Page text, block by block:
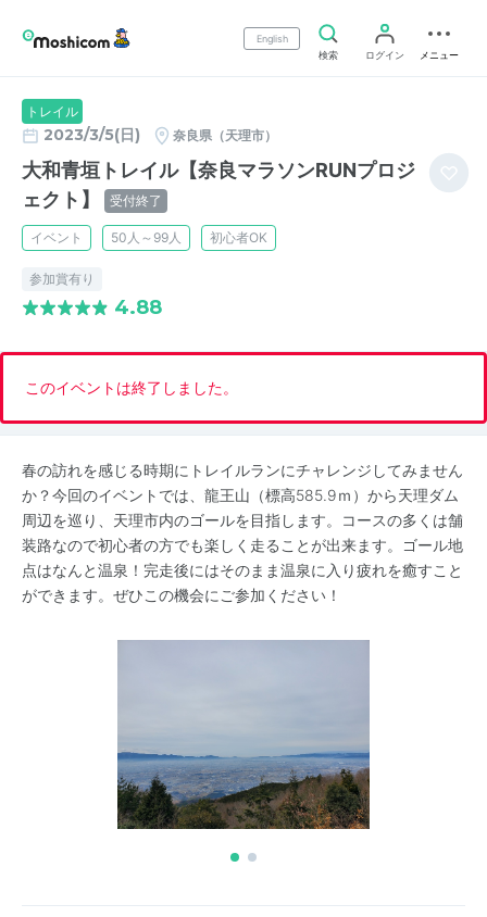
English
検索
ログイン メニュー
トレイル
2023/3/5(日) 奈良県（天理市）
大和青垣トレイル【奈良マラソンRUNプロジ
ェクト】
受付終了
イベント 50人～99人 初心者OK
参加賞有り
4.88
このイベントは終了しました。
春の訪れを感じる時期にトレイルランにチャレンジしてみません
か？今回のイベントでは、龍王山（標高585.9ｍ）から天理ダム
周辺を巡り、天理市内のゴールを目指します。コースの多くは舗
装路なので初心者の方でも楽しく走ることが出来ます。ゴール地
点はなんと温泉！完走後にはそのまま温泉に入り疲れを癒すこと
ができます。ぜひこの機会にご参加ください！